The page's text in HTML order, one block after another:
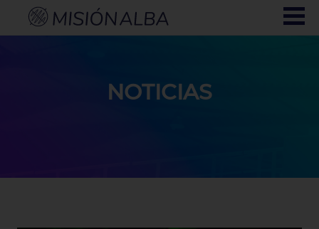
NOTICIAS